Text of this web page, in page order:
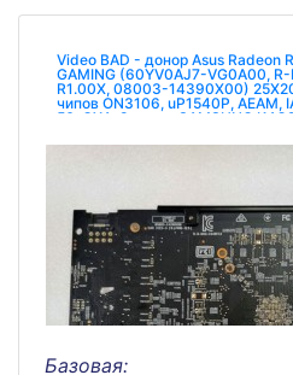
Video BAD - донор Asus Radeon
GAMING (60YV0AJ7-VG0A00,
R1.00X, 08003-14390X00)
чипов ON3106, uP1540P, AEAM,
56-CXA, 8 чипов SAMSUNG
Базовая: